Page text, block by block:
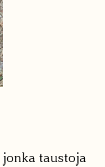
taustoja